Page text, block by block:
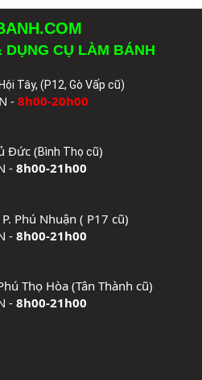
DỤNG CỤ LÀM BÁNH
Tây, (P12, Gò Vấp cũ)
- 8h00-20h00
Đức (Bình Thọ cũ)
- 8h00-21h00
Phú Nhuận ( P17 cũ)
- 8h00-21h00
Thọ Hòa (Tân Thành cũ)
- 8h00-21h00